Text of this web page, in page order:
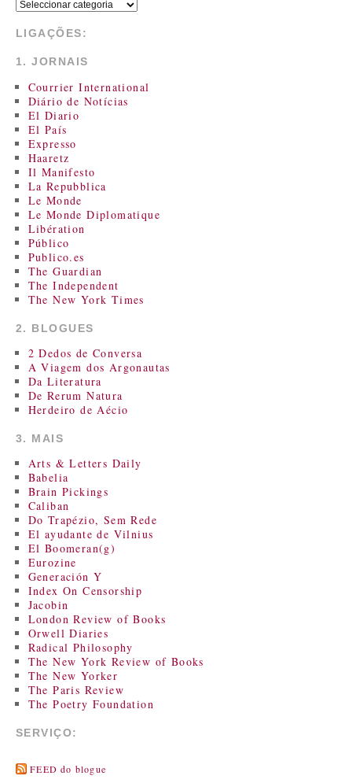
LIGAÇÕES:
1. JORNAIS
Courrier International
Diário de Notícias
El Diario
El País
Expresso
Haaretz
Il Manifesto
La Repubblica
Le Monde
Le Monde Diplomatique
Libération
Público
Publico.es
The Guardian
The Independent
The New York Times
2. BLOGUES
2 Dedos de Conversa
A Viagem dos Argonautas
Da Literatura
De Rerum Natura
Herdeiro de Aécio
3. MAIS
Arts & Letters Daily
Babelia
Brain Pickings
Caliban
Do Trapézio, Sem Rede
El ayudante de Vilnius
El Boomeran(g)
Eurozine
Generación Y
Index On Censorship
Jacobin
London Review of Books
Orwell Diaries
Radical Philosophy
The New York Review of Books
The New Yorker
The Paris Review
The Poetry Foundation
SERVIÇO:
FEED do blogue